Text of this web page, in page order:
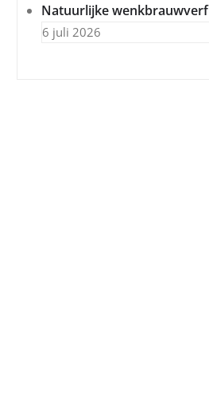
Natuurlijke wenkbrauwverf
6 juli 2026